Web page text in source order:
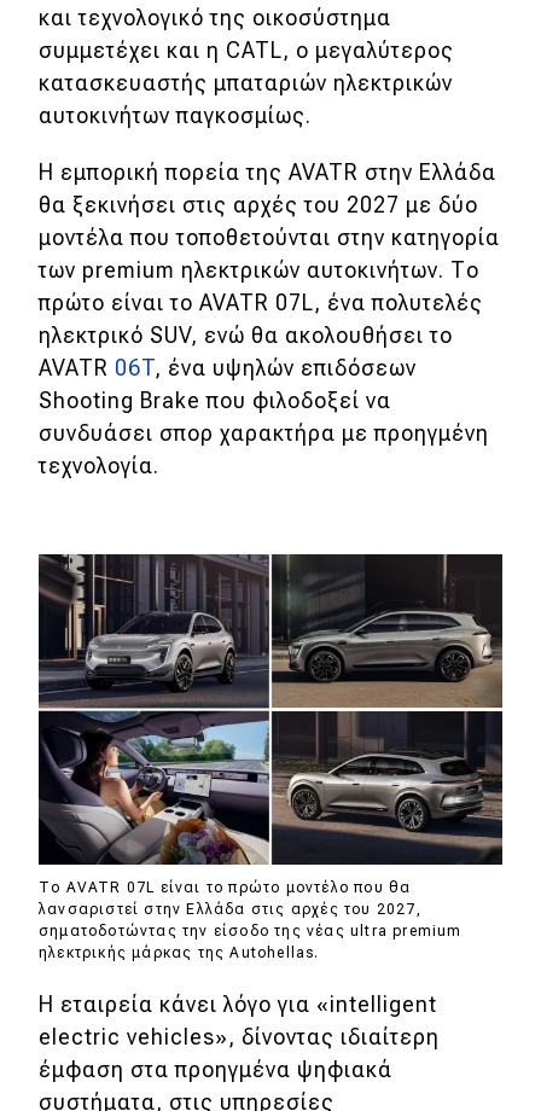
eDRIVE
DRIVE USED
και τεχνολογικό της οικοσύστημα
συμμετέχει και η CATL, ο μεγαλύτερος
κατασκευαστής μπαταριών ηλεκτρικών
αυτοκινήτων παγκοσμίως.
Η εμπορική πορεία της AVATR στην Ελλάδα
θα ξεκινήσει στις αρχές του 2027 με δύο
μοντέλα που τοποθετούνται στην κατηγορία
των premium ηλεκτρικών αυτοκινήτων. Το
πρώτο είναι το AVATR 07L, ένα πολυτελές
ηλεκτρικό SUV, ενώ θα ακολουθήσει το
AVATR 06T, ένα υψηλών επιδόσεων
Shooting Brake που φιλοδοξεί να
συνδυάσει σπορ χαρακτήρα με προηγμένη
τεχνολογία.
Το AVATR 07L είναι το πρώτο μοντέλο που θα
λανσαριστεί στην Ελλάδα στις αρχές του 2027,
σηματοδοτώντας την είσοδο της νέας ultra premium
ηλεκτρικής μάρκας της Autohellas.
Η εταιρεία κάνει λόγο για «intelligent
electric vehicles», δίνοντας ιδιαίτερη
έμφαση στα προηγμένα ψηφιακά
συστήματα, στις υπηρεσίες